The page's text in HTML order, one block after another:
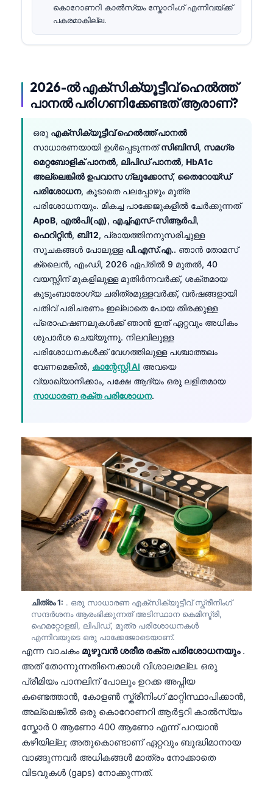
കൊറോണറി കാൽസ്യം സ്കോറിംഗ് എന്നിവയ്ക്ക്
പകരമാകില്ല.
2026-ൽ എക്സിക്യൂട്ടീവ് ഹെൽത്ത്
പാനൽ പരിഗണിക്കേണ്ടത് ആരാണ്?
ഒരു എക്സിക്യൂട്ടീവ് ഹെൽത്ത് പാനൽ
സാധാരണയായി ഉൾപ്പെടുന്നത്സിബിസി, സമഗ്ര
മെറ്റബോളിക് പാനൽ, ലിപിഡ് പാനൽ, HbA1c
അല്ലെങ്കിൽ ഉപവാസ ഗ്ലൂക്കോസ്, തൈറോയ്ഡ്
പരിശോധന, കൂടാതെ പലപ്പോഴും മൂത്ര
പരിശോധനയും. മികച്ച പാക്കേജുകളിൽ ചേർക്കുന്നത്
ApoB, എൽപി(എ), എച്ച്എസ്-സിആർപി,
ഫെറിറ്റിൻ, ബി12, പ്രായത്തിനനുസരിച്ചുള്ള
സൂചകങ്ങൾ പോലുള്ള പി.എസ്.എ.. ഞാൻ തോമസ്
ക്ലൈൻ, എംഡി, 2026 ഏപ്രിൽ 9 മുതൽ, 40
വയസ്സിന് മുകളിലുള്ള മുതിർന്നവർക്ക്, ശക്തമായ
കുടുംബാരോഗ്യ ചരിത്രമുള്ളവർക്ക്, വർഷങ്ങളായി
പതിവ് പരിചരണം ഇല്ലാതെ പോയ തിരക്കുള്ള
പ്രൊഫഷണലുകൾക്ക് ഞാൻ ഇത് ഏറ്റവും അധികം
ശുപാർശ ചെയ്യുന്നു. നിലവിലുള്ള
പരിശോധനകൾക്ക് വേഗത്തിലുള്ള പശ്ചാത്തലം
വേണമെങ്കിൽ, കാന്റേസ്റ്റി AI അവയെ
വ്യാഖ്യാനിക്കാം, പക്ഷേ ആദ്യം ഒരു ലളിതമായ
സാധാരണ രക്ത പരിശോധന.
ചിത്രം 1: . ഒരു സാധാരണ എക്സിക്യൂട്ടീവ് സ്ക്രീനിംഗ്
സന്ദർശനം ആരംഭിക്കുന്നത് അടിസ്ഥാന കെമിസ്ട്രി,
ഹെമറ്റോളജി, ലിപിഡ്, മൂത്ര പരിശോധനകൾ
എന്നിവയുടെ ഒരു പാക്കേജോടെയാണ്.
എന്ന വാചകം മുഴുവൻ ശരീര രക്ത പരിശോധനയും.
അത് തോന്നുന്നതിനെക്കാൾ വിശാലമല്ല. ഒരു
പ്രീമിയം പാനലിന് പോലും ഉറക്ക അപ്നിയ
കണ്ടെത്താൻ, കോളൺ സ്ക്രീനിംഗ് മാറ്റിസ്ഥാപിക്കാൻ,
അല്ലെങ്കിൽ ഒരു കൊറോണറി ആർട്ടറി കാൽസ്യം
സ്കോർ 0 ആണോ 400 ആണോ എന്ന് പറയാൻ
കഴിയില്ല; അതുകൊണ്ടാണ് ഏറ്റവും ബുദ്ധിമാനായ
വാങ്ങുന്നവർ അധികങ്ങൾ മാത്രം നോക്കാതെ
വിടവുകൾ (gaps) നോക്കുന്നത്.